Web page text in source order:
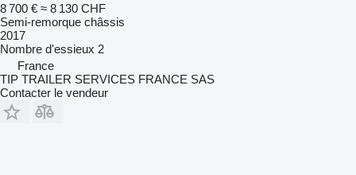
8 700 € ≈ 8 130 CHF
Semi-remorque châssis
2017
Nombre d'essieux 2
France
TIP TRAILER SERVICES FRANCE SAS
Contacter le vendeur